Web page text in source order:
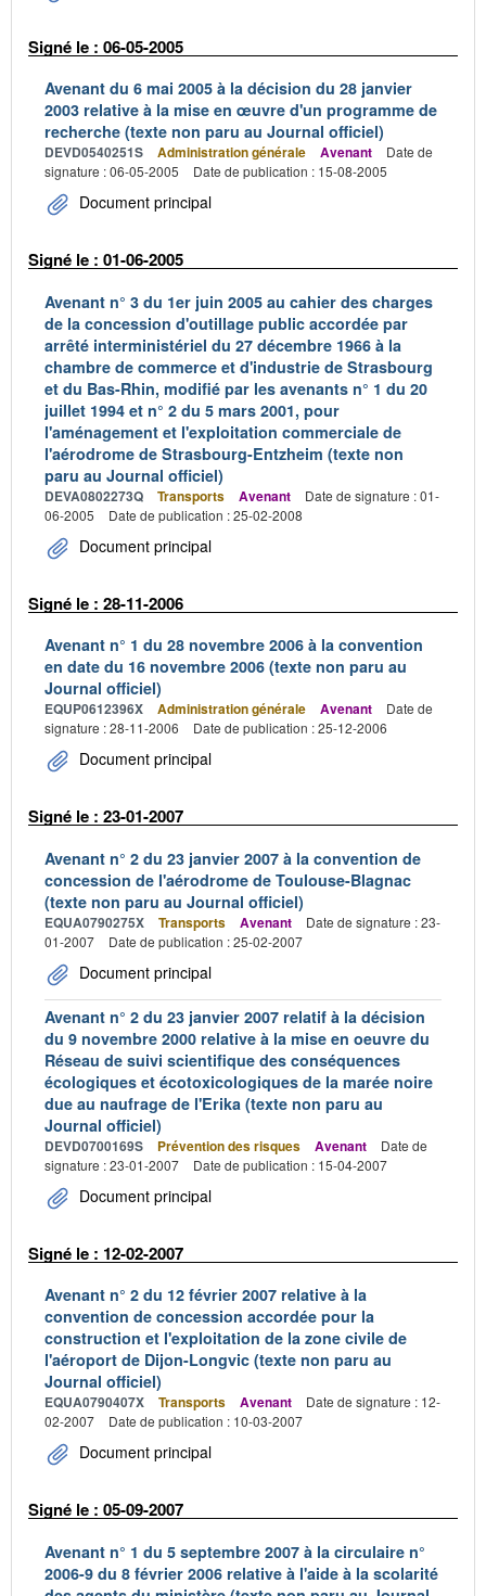
Signé le : 06-05-2005
Avenant du 6 mai 2005 à la décision du 28 janvier
2003 relative à la mise en œuvre d'un programme de
recherche (texte non paru au Journal officiel)
DEVD0540251S Administration générale Avenant
Date de
signature : 06-05-2005
Date de publication : 15-08-2005
Document principal
Signé le : 01-06-2005
Avenant n° 3 du 1er juin 2005 au cahier des charges
de la concession d'outillage public accordée par
arrêté interministériel du 27 décembre 1966 à la
chambre de commerce et d'industrie de Strasbourg
et du Bas-Rhin, modifié par les avenants n° 1 du 20
juillet 1994 et n° 2 du 5 mars 2001, pour
l'aménagement et l'exploitation commerciale de
l'aérodrome de Strasbourg-Entzheim (texte non
paru au Journal officiel)
DEVA0802273Q Transports Avenant
Date de signature : 01-
06-2005
Date de publication : 25-02-2008
Document principal
Signé le : 28-11-2006
Avenant n° 1 du 28 novembre 2006 à la convention
en date du 16 novembre 2006 (texte non paru au
Journal officiel)
EQUP0612396X Administration générale Avenant
Date de
signature : 28-11-2006
Date de publication : 25-12-2006
Document principal
Signé le : 23-01-2007
Avenant n° 2 du 23 janvier 2007 à la convention de
concession de l'aérodrome de Toulouse-Blagnac
(texte non paru au Journal officiel)
EQUA0790275X Transports Avenant
Date de signature : 23-
01-2007
Date de publication : 25-02-2007
Document principal
Avenant n° 2 du 23 janvier 2007 relatif à la décision
du 9 novembre 2000 relative à la mise en oeuvre du
Réseau de suivi scientifique des conséquences
écologiques et écotoxicologiques de la marée noire
due au naufrage de l'Erika (texte non paru au
Journal officiel)
DEVD0700169S Prévention des risques Avenant
Date de
signature : 23-01-2007
Date de publication : 15-04-2007
Document principal
Signé le : 12-02-2007
Avenant n° 2 du 12 février 2007 relative à la
convention de concession accordée pour la
construction et l'exploitation de la zone civile de
l'aéroport de Dijon-Longvic (texte non paru au
Journal officiel)
EQUA0790407X Transports Avenant
Date de signature : 12-
02-2007
Date de publication : 10-03-2007
Document principal
Signé le : 05-09-2007
Avenant n° 1 du 5 septembre 2007 à la circulaire n°
2006-9 du 8 février 2006 relative à l'aide à la scolarité